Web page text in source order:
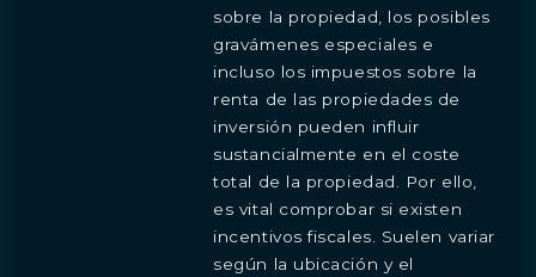
sobre la propiedad, los posibles
gravámenes especiales e
incluso los impuestos sobre la
renta de las propiedades de
inversión pueden influir
sustancialmente en el coste
total de la propiedad. Por ello,
es vital comprobar si existen
incentivos fiscales. Suelen variar
según la ubicación y el